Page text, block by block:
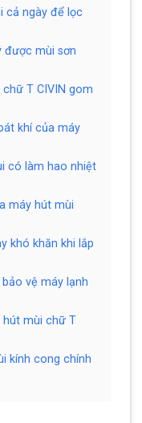
cả ngày để lọc
được mùi sơn
T CIVIN gom
khí của máy
có làm hao nhiệt
máy hút mùi
khó khăn khi lắp
vệ máy lạnh
hút mùi chữ T
kính cong chính